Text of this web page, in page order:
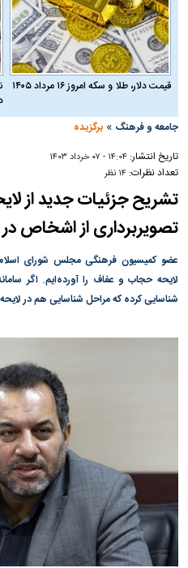
قیمت دلار، طلا و سکه امروز ۱۶ مرداد ۱۴۰۵
جامعه و فرهنگ »برگزیده
تاریخ انتشار: ۱۴:۰۴ - ۰۷ خرداد ۱۴۰۳
تعداد نظرات: ۱۴ نظر
تشریح جزئیات جدید از
تصویربرداری از اشخاص
عضو کمیسیون فرهنگی مجلس شورای
لایحه حجاب و عفاف را آورده‌ایم. اگر
شناسایی کرده که مراحل شناسایی هم در